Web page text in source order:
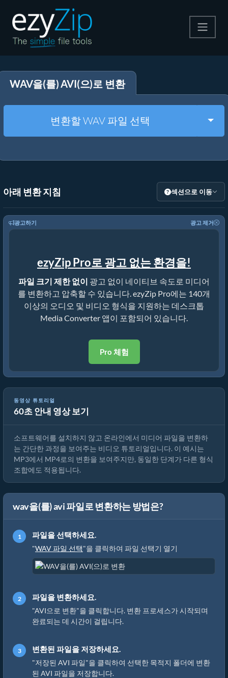
압축 해제
기타 도구
WAV을(를) AVI(으)로 변환
변환할 WAV 파일 선택
아래 변환 지침 섹션으로 이동
광고하기 광고 제거
ezyZip Pro로 광고 없는 환경을!
파일 크기 제한 없이 광고 없이 네이티브 속도로 미디어
를 변환하고 압축할 수 있습니다. ezyZip Pro에는 140개
이상의 오디오 및 비디오 형식을 지원하는 데스크톱
Media Converter 앱이 포함되어 있습니다.
Pro 체험
동영상 튜토리얼
60초 안내 영상 보기
미디어 파일 변환 방법
소프트웨어를 설치하지 않고 온라인에서 미디어 파일을 변환하
는 간단한 과정을 보여주는 비디오 튜토리얼입니다. 이 예시는
MP3에서 MP4로의 변환을 보여주지만, 동일한 단계가 다른 형식
조합에도 적용됩니다.
wav을(를) avi 파일로 변환하는 방법은?
파일을 선택하세요.
"WAV 파일 선택"을 클릭하여 파일 선택기 열기
파일을 변환하세요.
"AVI으로 변환"을 클릭합니다. 변환 프로세스가 시작되며
완료되는 데 시간이 걸립니다.
변환된 파일을 저장하세요.
"저장된 AVI 파일"을 클릭하여 선택한 목적지 폴더에 변환
된 AVI 파일을 저장합니다.